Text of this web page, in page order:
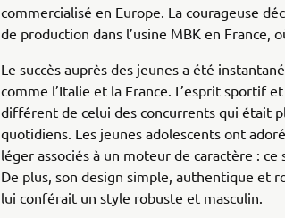
commercialisé en Europe. La courageuse
de production dans l’usine MBK en France,
Le succès auprès des jeunes a été
comme l’Italie et la France. L’esprit sportif
différent de celui des concurrents qui était
quotidiens. Les jeunes adolescents ont
léger associés à un moteur de caractère :
De plus, son design simple, authentique et
lui conférait un style robuste et masculin.